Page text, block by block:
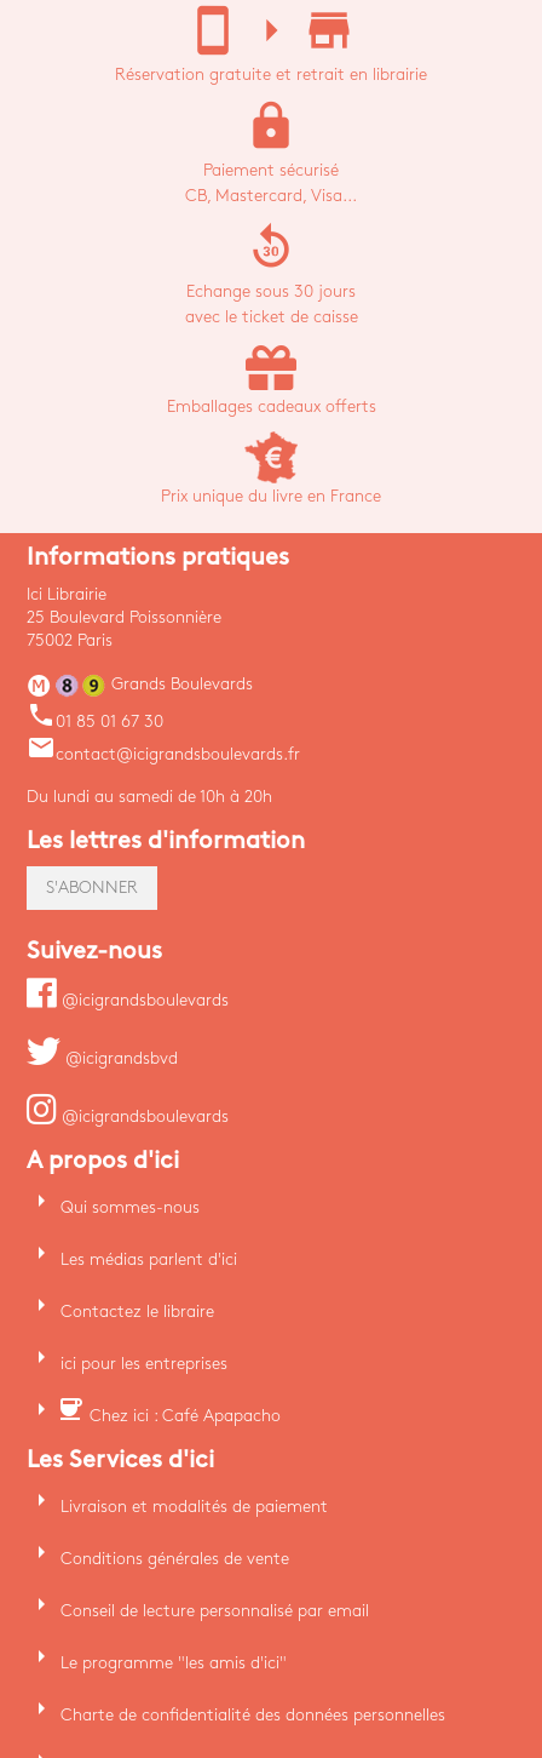
stay_current_portrait arrow_right store_mall_directory
Réservation gratuite et retrait en librairie
lock
Paiement sécurisé
CB, Mastercard, Visa...
replay_30
Echange sous 30 jours
avec le ticket de caisse
Emballages cadeaux offerts
Prix unique du livre en France
Informations pratiques
Ici Librairie
25 Boulevard Poissonnière
75002 Paris
Grands Boulevards
phone 01 85 01 67 30
emailcontact@icigrandsboulevards.fr
Du lundi au samedi de 10h à 20h
Les lettres d'information
S'ABONNER
Suivez-nous
@icigrandsboulevards
@icigrandsbvd
@icigrandsboulevards
A propos d'ici
arrow_right Qui sommes-nous
arrow_right Les médias parlent d'ici
arrow_right Contactez le libraire
arrow_right ici pour les entreprises
arrow_right coffee Chez ici : Café Apapacho
Les Services d'ici
arrow_right Livraison et modalités de paiement
arrow_right Conditions générales de vente
arrow_right Conseil de lecture personnalisé par email
arrow_right Le programme "les amis d'ici"
arrow_right Charte de confidentialité des données personnelles